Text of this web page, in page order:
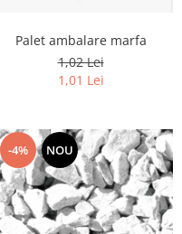
Palet ambalare marfa
1,02 Lei
1,01 Lei
-4% NOU